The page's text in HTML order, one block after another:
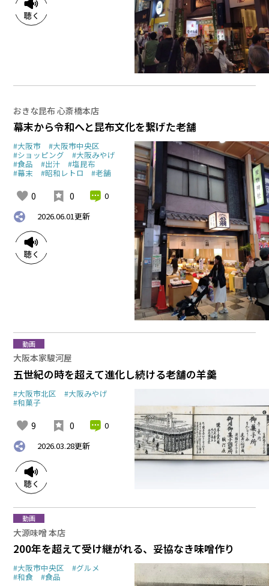
おきな昆布 心斎橋本店
幕末から令和へと昆布文化を繋げた老舗
#大阪市 #大阪市中央区
#ショッピング #大阪みやげ
#食品 #出汁 #塩昆布
#幕末 #昭和レトロ #老舗
0 0
0
2026.06.01更新
大阪本家駿河屋
五世紀の時を超えて進化し続ける老舗の羊羹
#大阪市北区 #大阪みやげ
#和菓子
9 0
0
2026.03.28更新
動画
大源味噌 本店
200年を超えて受け継がれる、妥協なき味噌作り
#大阪市中央区 #グルメ
#和食 #食品
動画